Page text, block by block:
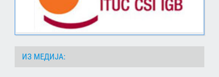
ИЗ МЕДИЈА: